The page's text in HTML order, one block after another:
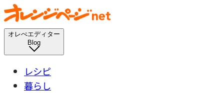
オレぺエディター
Blog
レシピ
暮らし